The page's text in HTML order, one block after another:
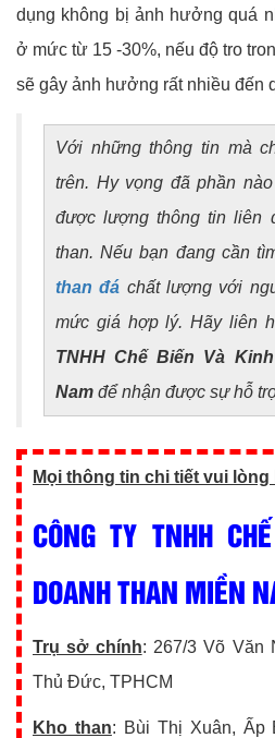
dụng không bị ảnh hưởng quá
ở mức từ 15 -30%, nếu độ tro
sẽ gây ảnh hưởng rất nhiều đến
Với những thông tin mà
trên. Hy vọng đã phần
được lượng thông tin liên
than. Nếu bạn đang cần
than đá chất lượng với
mức giá hợp lý. Hãy liên
TNHH Chế Biến Và
Nam để nhận được sự hỗ
Mọi thông tin chi tiết vui lòng
CÔNG TY TNHH
DOANH THAN MIỀN
Trụ sở chính: 267/3 Võ Văn
Thủ Đức, TPHCM
Kho than: Bùi Thị Xuân, Ấp